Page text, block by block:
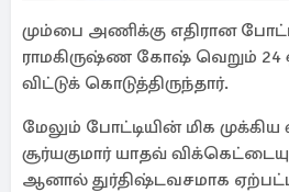
மும்பை அணிக்கு எதிரான
ராமகிருஷ்ண கோஷ் வெறும் 24
விட்டுக் கொடுத்திருந்தார்.
மேலும் போட்டியின் மிக
சூர்யகுமார் யாதவ்
ஆனால் துர்திஷ்டவசமாக